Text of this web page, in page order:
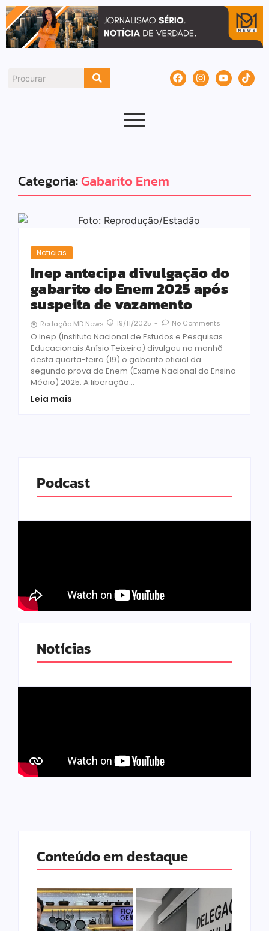
Categoria:Gabarito Enem
Noticias
Inep antecipa divulgação do
gabarito do Enem 2025 após
suspeita de vazamento
Redação MD News 19/11/2025 - No Comments
O Inep (Instituto Nacional de Estudos e Pesquisas
Educacionais Anísio Teixeira) divulgou na manhã
desta quarta-feira (19) o gabarito oficial da
segunda prova do Enem (Exame Nacional do Ensino
Médio) 2025. A liberação...
Leia mais
Podcast
Notícias
Conteúdo em destaque